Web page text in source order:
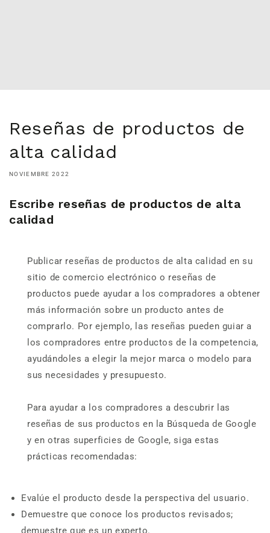
Reseñas de productos de
alta calidad
NOVIEMBRE 2022
Escribe reseñas de productos de alta
calidad
Publicar reseñas de productos de alta calidad en su
sitio de comercio electrónico o reseñas de
productos puede ayudar a los compradores a obtener
más información sobre un producto antes de
comprarlo. Por ejemplo, las reseñas pueden guiar a
los compradores entre productos de la competencia,
ayudándoles a elegir la mejor marca o modelo para
sus necesidades y presupuesto.
Para ayudar a los compradores a descubrir las
reseñas de sus productos en la Búsqueda de Google
y en otras superficies de Google, siga estas
prácticas recomendadas:
Evalúe el producto desde la perspectiva del usuario.
Demuestre que conoce los productos revisados;
demuestre que es un experto.